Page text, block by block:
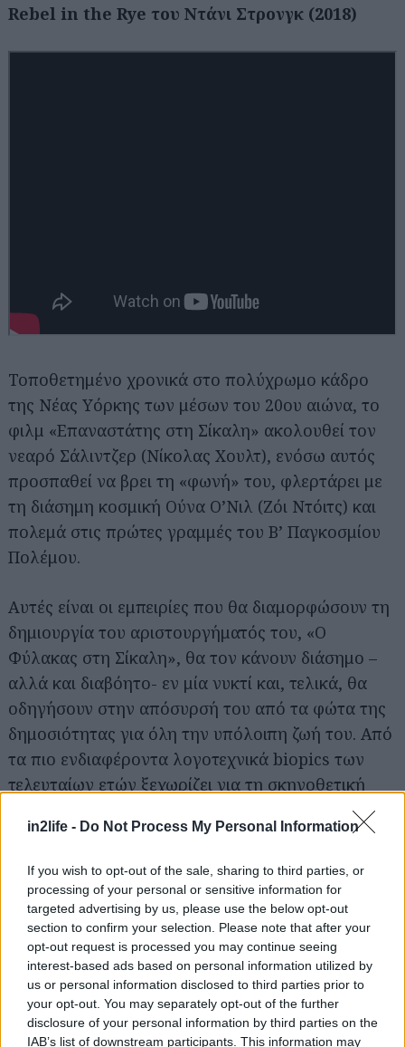
in2life - Do Not Process My Personal Information
If you wish to opt-out of the sale, sharing to third parties, or
processing of your personal or sensitive information for
targeted advertising by us, please use the below opt-out
section to confirm your selection. Please note that after your
opt-out request is processed you may continue seeing
interest-based ads based on personal information utilized by
us or personal information disclosed to third parties prior to
your opt-out. You may separately opt-out of the further
disclosure of your personal information by third parties on the
IAB’s list of downstream participants. This information may
Rebel in the Rye του Ντάνι Στρονγκ (2018)
Τοποθετημένο χρονικά στο πολύχρωμο κάδρο
της Νέας Υόρκης των μέσων του 20ου αιώνα, το
φιλμ «Επαναστάτης στη Σίκαλη» ακολουθεί τον
νεαρό Σάλιντζερ (Νίκολας Χουλτ), ενόσω αυτός
προσπαθεί να βρει τη «φωνή» του, φλερτάρει με
τη διάσημη κοσμική Ούνα Ο’Νιλ (Ζόι Ντόιτς) και
πολεμά στις πρώτες γραμμές του Β’ Παγκοσμίου
Πολέμου.
Αυτές είναι οι εμπειρίες που θα διαμορφώσουν τη
δημιουργία του αριστουργήματός του, «Ο
Φύλακας στη Σίκαλη», θα τον κάνουν διάσημο –
αλλά και διαβόητο- εν μία νυκτί και, τελικά, θα
οδηγήσουν στην απόσυρσή του από τα φώτα της
δημοσιότητας για όλη την υπόλοιπη ζωή του. Από
τα πιο ενδιαφέροντα λογοτεχνικά biopics των
τελευταίων ετών ξεχωρίζει για τη σκηνοθετική
μαεστρία του Ντάνι Στρονγκ και τον τρόπο με τον
οποίο προσεγγίζει υποκριτικά ο Νίκολας Χουλτ
τον νεαρό Σάλιντζερ, χαρίζοντάς μας μια πολύ
ενδιαφέρουσα ερμηνεία.
Διαθέσιμη μέχρι 5 Οκτώβρη
Σειρές
Υπόθεση Θορπ (1 σεζόν, 2018)
Αναζήτηση
για...